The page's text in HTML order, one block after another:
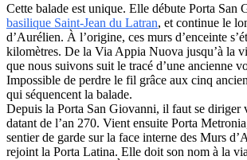
Cette balade est unique. Elle débute Porta San
basilique Saint-Jean du Latran, et continue le
d’Aurélien. À l’origine, ces murs d’enceinte
kilomètres. De la Via Appia Nuova jusqu’à la
que nous suivons suit le tracé d’une ancienne
Impossible de perdre le fil grâce aux cinq
qui séquencent la balade.
Depuis la Porta San Giovanni, il faut se diriger
datant de l’an 270. Vient ensuite Porta
sentier de garde sur la face interne des Murs
rejoint la Porta Latina. Elle doit son nom à la